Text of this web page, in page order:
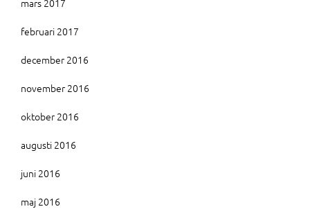
februari 2017
december 2016
november 2016
oktober 2016
augusti 2016
juni 2016
maj 2016